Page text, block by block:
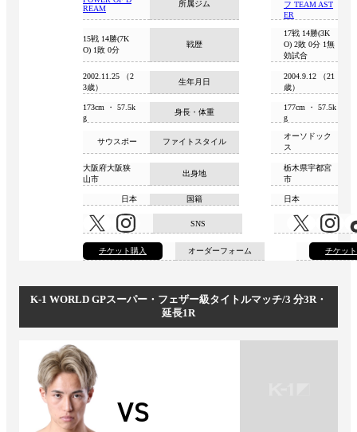
所属ジム
REAM
フ TEAM AST
ER
戦歴
15戦 14勝(7K
O) 1敗 0分
17戦 14勝(3K
O) 2敗 0分 1無
効試合
生年月日
2002.11.25 （2
3歳）
2004.9.12 （21
歳）
身長・体重
173cm ・ 57.5k
g
177cm ・ 57.5k
g
ファイトスタイル
サウスポー
オーソドック
ス
出身地
大阪府大阪狭
山市
栃木県宇都宮
市
国籍
日本 日本
SNS
オーダーフォーム
チケット購入 チケッ
K-1 WORLD GPスーパー・フェザー級タイトルマッチ/3 分3R・
延⻑1R
VS